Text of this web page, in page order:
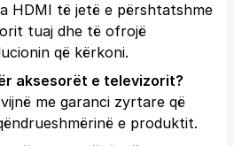
HDMI të jetë e përshtatshme
tuaj dhe të ofrojë
që kërkoni.
aksesorët e televizorit?
me garanci zyrtare që
e produktit.